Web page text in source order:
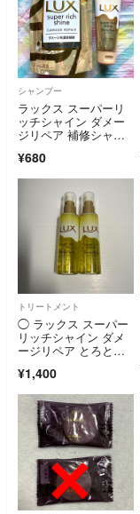
シャンプー
ラックス スーパーリ
ッチシャイン ダメー
ジリペア 補修シャン
¥680
トリートメント
◯ ラックス スーパー
リッチシャイン ダメ
ージリペア とろとろ
¥1,400